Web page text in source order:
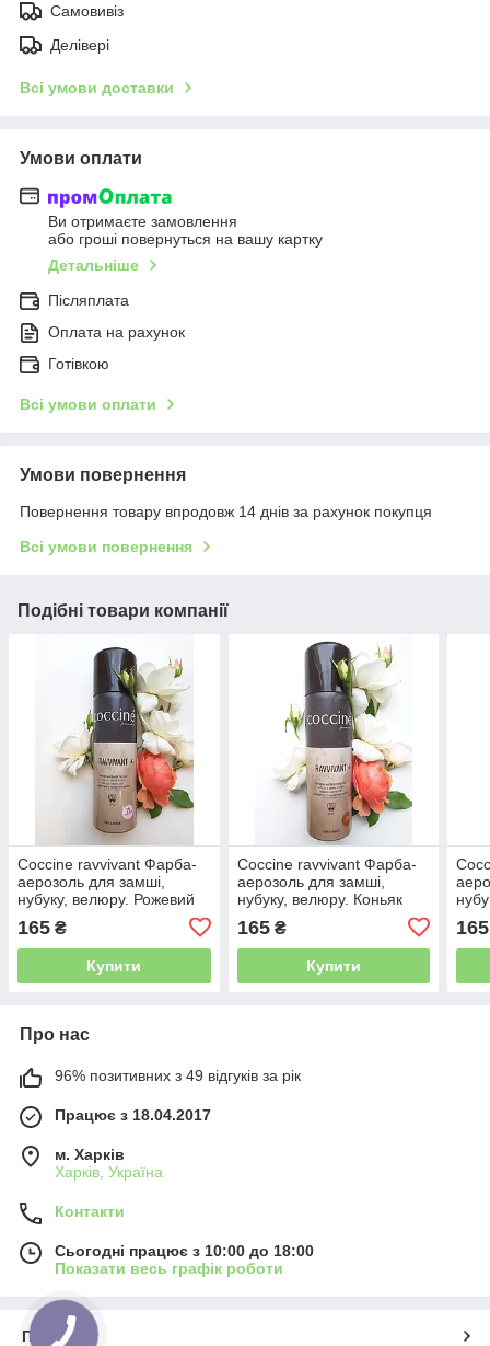
Самовивіз
Делівері
Всі умови доставки
Умови оплати
Ви отримаєте замовлення
або гроші повернуться на вашу картку
Детальніше
Післяплата
Оплата на рахунок
Готівкою
Всі умови оплати
Умови повернення
Повернення товару впродовж 14 днів за рахунок покупця
Всі умови повернення
Подібні товари компанії
Coccine ravvivant Фарба-
аерозоль для замші,
нубуку, велюру. Рожевий
165 ₴
Купити
Coccine ravvivant Фарба-
аерозоль для замші,
нубуку, велюру. Коньяк
165₴
Купити
165
Про нас
96% позитивних з 49 відгуків за рік
Працює з 18.04.2017
м. Харків
Харків, Україна
Контакти
Сьогодні працює з 10:00 до 18:00
Показати весь графік роботи
Про нас